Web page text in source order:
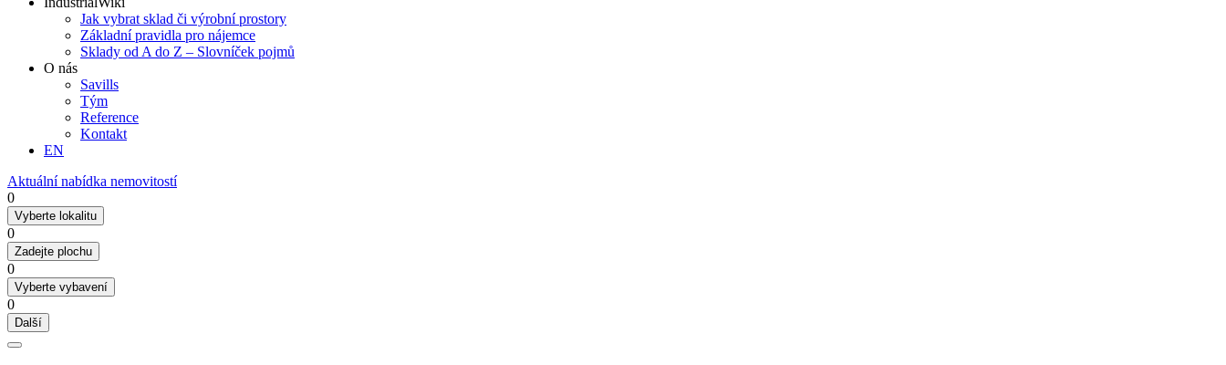
Jak vybrat sklad či výrobní prostory
Základní pravidla pro nájemce
Sklady od A do Z – Slovníček pojmů
O nás
Savills
Tým
Reference
Kontakt​
EN
Aktuální nabídka nemovitostí
0
Vyberte lokalitu
0
Zadejte plochu
0
Vyberte vybavení
0
Další